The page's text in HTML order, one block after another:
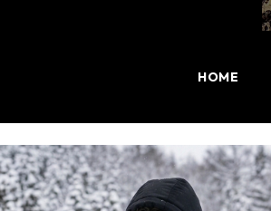
HOME